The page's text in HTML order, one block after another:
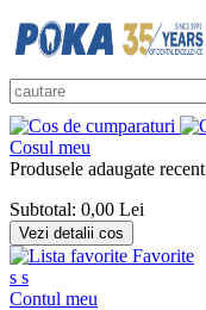
Cosul meu
Produsele adaugate recent
Subtotal: 0,00 Lei
Vezi detalii cos
Favorite
s s
Contul meu